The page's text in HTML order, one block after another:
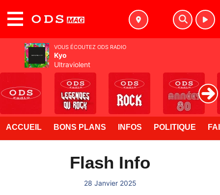
ACCUEIL BONS PLANS INFOS POLITIQUE
Flash Info
28 Janvier 2025
VOUS ÉCOUTEZ ODS RADIO
Kyo
Ultraviolent